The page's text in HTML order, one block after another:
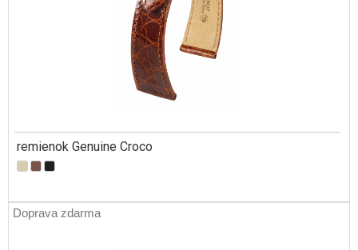
remienok Genuine Croco
Doprava zdarma